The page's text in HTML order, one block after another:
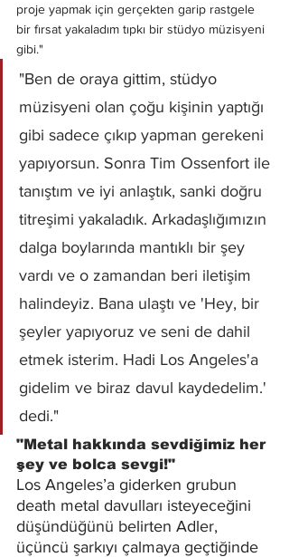
proje yapmak için gerçekten garip rastgele
bir fırsat yakaladım tıpkı bir stüdyo müzisyeni
gibi."
"Ben de oraya gittim, stüdyo
müzisyeni olan çoğu kişinin yaptığı
gibi sadece çıkıp yapman gerekeni
yapıyorsun. Sonra Tim Ossenfort ile
tanıştım ve iyi anlaştık, sanki doğru
titreşimi yakaladık. Arkadaşlığımızın
dalga boylarında mantıklı bir şey
vardı ve o zamandan beri iletişim
halindeyiz. Bana ulaştı ve 'Hey, bir
şeyler yapıyoruz ve seni de dahil
etmek isterim. Hadi Los Angeles'a
gidelim ve biraz davul kaydedelim.'
dedi."
"Metal hakkında sevdiğimiz her
şey ve bolca sevgi!"
Los Angeles’a giderken grubun
death metal davulları isteyeceğini
düşündüğünü belirten Adler,
üçüncü şarkıyı çalmaya geçtiğinde